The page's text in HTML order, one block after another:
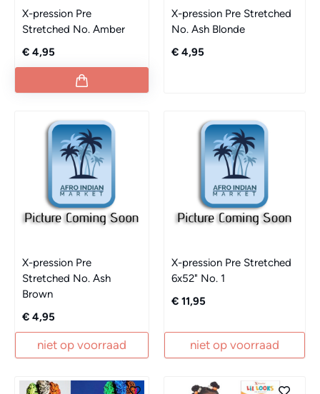
X-pression Pre
Stretched No. Amber
€ 4,95
X-pression Pre Stretched
No. Ash Blonde
€ 4,95
X-pression Pre
Stretched No. Ash
Brown
€ 4,95
niet op voorraad
X-pression Pre Stretched
6x52" No. 1
€ 11,95
niet op voorraad